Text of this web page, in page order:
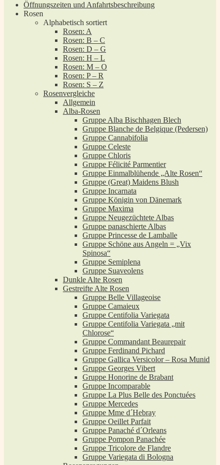
Öffnungszeiten und Anfahrtsbeschreibung
Rosen
Alphabetisch sortiert
Rosen: A
Rosen: B – C
Rosen: D – G
Rosen: H – L
Rosen: M – O
Rosen: P – R
Rosen: S – Z
Rosenvergleiche
Allgemein
Alba-Rosen
Gruppe Alba Bischhagen Blech
Gruppe Blanche de Belgique (Pedersen)
Gruppe Cannabifolia
Gruppe Celeste
Gruppe Chloris
Gruppe Félicité Parmentier
Gruppe Einmalblühende „Alte Rosen“
Gruppe (Great) Maidens Blush
Gruppe Incarnata
Gruppe Königin von Dänemark
Gruppe Maxima
Gruppe Neugezüchtete Albas
Gruppe panaschierte Albas
Gruppe Princesse de Lamballe
Gruppe Schöne aus Angeln = „Vix
Spinosa“
Gruppe Semiplena
Gruppe Suaveolens
Dunkle Alte Rosen
Gestreifte Alte Rosen
Gruppe Belle Villageoise
Gruppe Camaieux
Gruppe Centifolia Variegata
Gruppe Centifolia Variegata „mit
Chlorose“
Gruppe Commandant Beaurepair
Gruppe Ferdinand Pichard
Gruppe Gallica Versicolor – Rosa Munid
Gruppe Georges Vibert
Gruppe Honorine de Brabant
Gruppe Incomparable
Gruppe La Plus Belle des Ponctuées
Gruppe Mercedes
Gruppe Mme d´Hebray
Gruppe Oeillet Parfait
Gruppe Panaché d´Orleans
Gruppe Pompon Panachée
Gruppe Tricolore de Flandre
Gruppe Variegata di Bologna